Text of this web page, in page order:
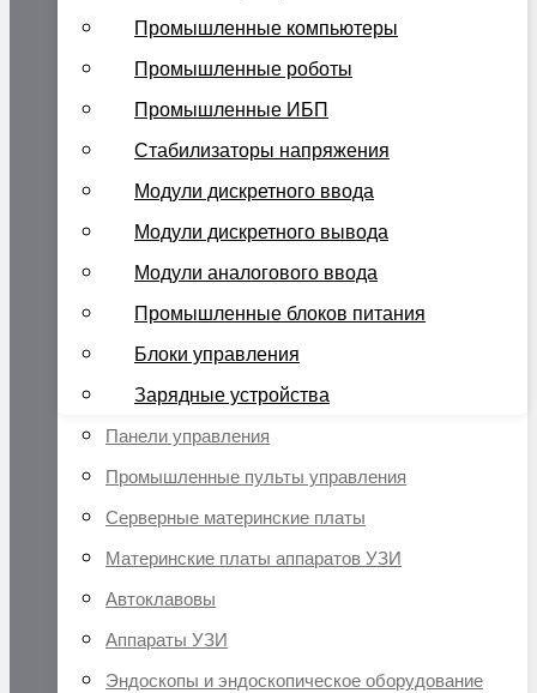
Промышленные компьютеры
Промышленные роботы
Промышленные ИБП
Стабилизаторы напряжения
Модули дискретного ввода
Модули дискретного вывода
Модули аналогового ввода
Промышленные блоков питания
Блоки управления
Зарядные устройства
Панели управления
Промышленные пульты управления
Серверные материнские платы
Материнские платы аппаратов УЗИ
Автоклавовы
Аппараты УЗИ
Эндоскопы и эндоскопическое оборудование